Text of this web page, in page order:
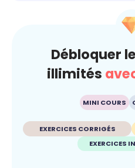
Débloquer
illimités
MINI COURS
EXERCICES CORRIGÉS
EXERCICES